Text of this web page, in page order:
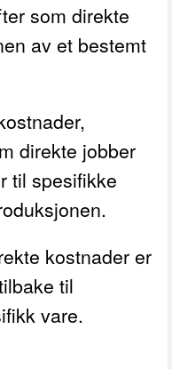
som direkte
av et bestemt
direkte jobber
til spesifikke
kostnader er
til
vare.